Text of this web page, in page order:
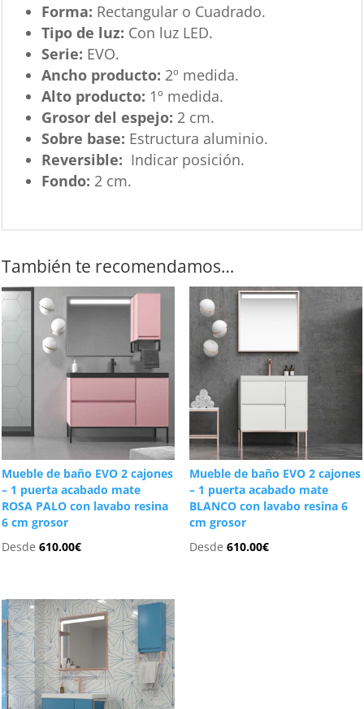
Forma: Rectangular o Cuadrado.
Tipo de luz: Con luz LED.
Serie: EVO.
Ancho producto: 2º medida.
Alto producto: 1º medida.
Grosor del espejo: 2 cm.
Sobre base: Estructura aluminio.
Reversible: Indicar posición.
Fondo: 2 cm.
También te recomendamos…
Mueble de baño EVO 2 cajones
– 1 puerta acabado mate
ROSA PALO con lavabo resina
6 cm grosor
Desde610.00€
Mueble de baño EVO 2 cajones
– 1 puerta acabado mate
BLANCO con lavabo resina 6
cm grosor
Desde 610.00€